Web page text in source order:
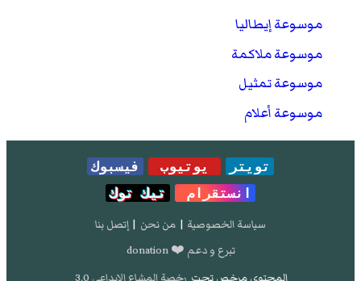
موسوعة إيطاليا
موسوعة ملاكمة
موسوعة تمثيل
موسوعة أعلام
تويتر يوتيوب
فيسبوك
انستقرام
تيك توك
سياسة الخصوصية | من نحن | إتصل بنا
تبرع و دعم ❤️ donation
المحتوى مرخص تحت رخصة المشاع الإبداعي 3.0